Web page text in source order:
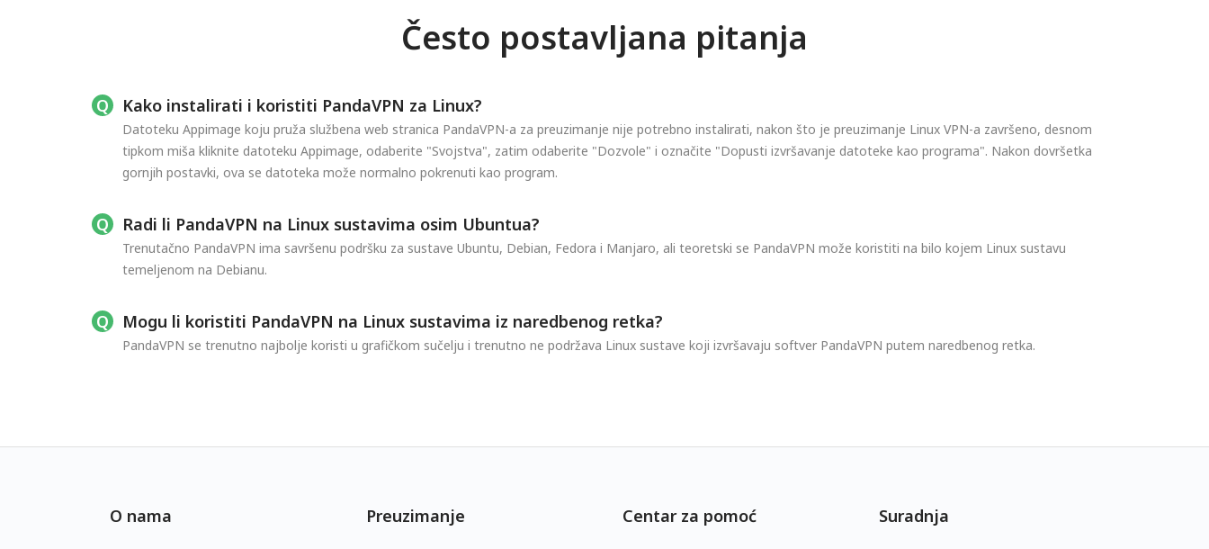
Često postavljana pitanja
Kako instalirati i koristiti PandaVPN za Linux?
Datoteku Appimage koju pruža službena web stranica PandaVPN-a za preuzimanje nije potrebno instalirati, nakon što je preuzimanje Linux VPN-a završeno, desnom
tipkom miša kliknite datoteku Appimage, odaberite "Svojstva", zatim odaberite "Dozvole" i označite "Dopusti izvršavanje datoteke kao programa". Nakon dovršetka
gornjih postavki, ova se datoteka može normalno pokrenuti kao program.
Radi li PandaVPN na Linux sustavima osim Ubuntua?
Trenutačno PandaVPN ima savršenu podršku za sustave Ubuntu, Debian, Fedora i Manjaro, ali teoretski se PandaVPN može koristiti na bilo kojem Linux sustavu
temeljenom na Debianu.
Mogu li koristiti PandaVPN na Linux sustavima iz naredbenog retka?
PandaVPN se trenutno najbolje koristi u grafičkom sučelju i trenutno ne podržava Linux sustave koji izvršavaju softver PandaVPN putem naredbenog retka.
O nama Preuzimanje Centar za pomoć Suradnja